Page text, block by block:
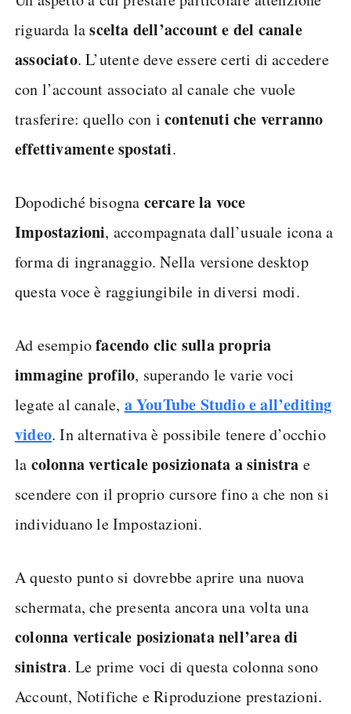
riguarda lascelta dell’account e del canale
associato. L’utente deve essere certi di accedere
con l’account associato al canale che vuole
trasferire: quello con i contenuti che verranno
effettivamente spostati.
Dopodiché bisogna cercare la voce
Impostazioni, accompagnata dall’usuale icona a
forma di ingranaggio. Nella versione desktop
questa voce è raggiungibile in diversi modi.
Ad esempiofacendo clic sulla propria
immagine profilo, superando le varie voci
legate al canale, a YouTube Studio e all’editing
video. In alternativa è possibile tenere d’occhio
la colonna verticale posizionata a sinistra e
scendere con il proprio cursore fino a che non si
individuano le Impostazioni.
A questo punto si dovrebbe aprire una nuova
schermata, che presenta ancora una volta una
colonna verticale posizionata nell’area di
sinistra. Le prime voci di questa colonna sono
Account, Notifiche e Riproduzione prestazioni.